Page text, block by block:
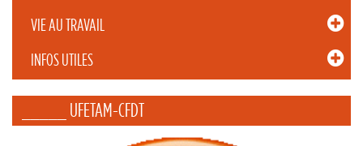
VIE AU TRAVAIL
INFOS UTILES
_____ UFETAM-CFDT